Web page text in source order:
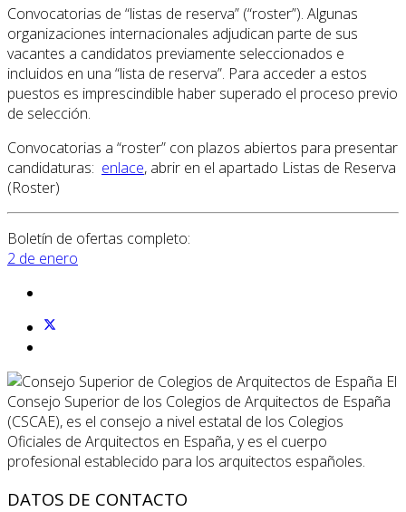
Convocatorias de “listas de reserva” (“roster”). Algunas
organizaciones internacionales adjudican parte de sus
vacantes a candidatos previamente seleccionados e
incluidos en una “lista de reserva”. Para acceder a estos
puestos es imprescindible haber superado el proceso previo
de selección.
Convocatorias a “roster” con plazos abiertos para presentar
candidaturas: enlace, abrir en el apartado Listas de Reserva
(Roster)
Boletín de ofertas completo:
2 de enero
El
Consejo Superior de los Colegios de Arquitectos de España
(CSCAE), es el consejo a nivel estatal de los Colegios
Oficiales de Arquitectos en España, y es el cuerpo
profesional establecido para los arquitectos españoles.
DATOS DE CONTACTO